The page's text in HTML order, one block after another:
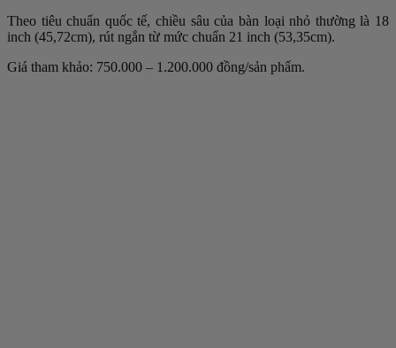
Theo tiêu chuẩn quốc tế, chiều sâu của bàn loại nhỏ thường là 18
inch (45,72cm), rút ngắn từ mức chuẩn 21 inch (53,35cm).
Giá tham khảo: 750.000 – 1.200.000 đồng/sản phẩm.